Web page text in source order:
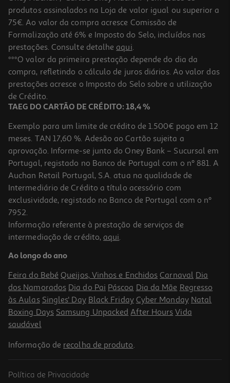
4.8
Sacos De Aspirador Qilive 207+ Pack 4
6.3 €/un
6,30 €
Sacos De Aspirador Qilive 264+ Pack 4
6.39 €/un
6,39 €
produtos assinalados na Loja de valor igual ou superior a
75€. Ao valor da compra acresce Comissão de
Formalização até 6% e Imposto do Selo, incluídos nas
prestações. Consulte detalhe aqui.
***O valor da primeira prestação depende do dia da
compra, refletindo o cálculo de juros diários. Ao valor das
prestações acresce o Imposto do Selo sobre a utilização
de Crédito.
TAEG DO CARTÃO DE CRÉDITO: 18,4 %
Exemplo para um limite de crédito de 1.500€ pago em 12
meses. TAN 17,60 %. Adesão ao Cartão sujeita a
aprovação. Informe-se junto do Oney Bank – Sucursal em
Portugal, registado no Banco de Portugal com o nº 881. A
Auchan Retail Portugal, S.A. atua na qualidade de
Intermediário de Crédito a título acessório com
exclusividade, registado no Banco de Portugal com o nº
7952.
Informação referente à prestação de serviços de
intermediação de crédito, aqui.
Ao longo do ano
Feira do Bebé Queijos, Vinhos e Enchidos Carnaval Dia
dos Namorados Dia do Pai Páscoa Dia da Mãe Regresso
às Aulas Singles' Day Black Friday Cyber Monday Natal
Boxing Days Samsung Unpacked After Hours Vida
saudável
Informação de recolha de produto.
Política de Privacidade